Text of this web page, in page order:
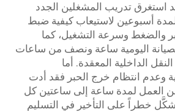
استغرق تدريب المشغلين الجدد
لمدة أسبوعين لاستيعاب كيفية ضبط
والضغط وسرعة التشغيل، كما
اليومية ساعة ونصف من ساعات
الداخلية المعقدة. أما
وعدم انتظام خرج الحبر فقد أدت
العمل لمدة ساعة إلى ساعتين كل
شكَّل خطراً على التأخير في التسليم